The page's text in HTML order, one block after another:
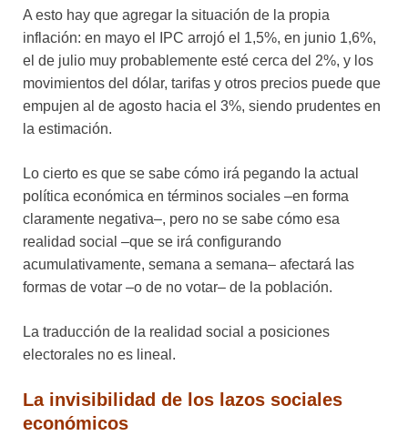
A esto hay que agregar la situación de la propia
inflación: en mayo el IPC arrojó el 1,5%, en junio 1,6%,
el de julio muy probablemente esté cerca del 2%, y los
movimientos del dólar, tarifas y otros precios puede que
empujen al de agosto hacia el 3%, siendo prudentes en
la estimación.
Lo cierto es que se sabe cómo irá pegando la actual
política económica en términos sociales –en forma
claramente negativa–, pero no se sabe cómo esa
realidad social –que se irá configurando
acumulativamente, semana a semana– afectará las
formas de votar –o de no votar– de la población.
La traducción de la realidad social a posiciones
electorales no es lineal.
La invisibilidad de los lazos sociales
económicos